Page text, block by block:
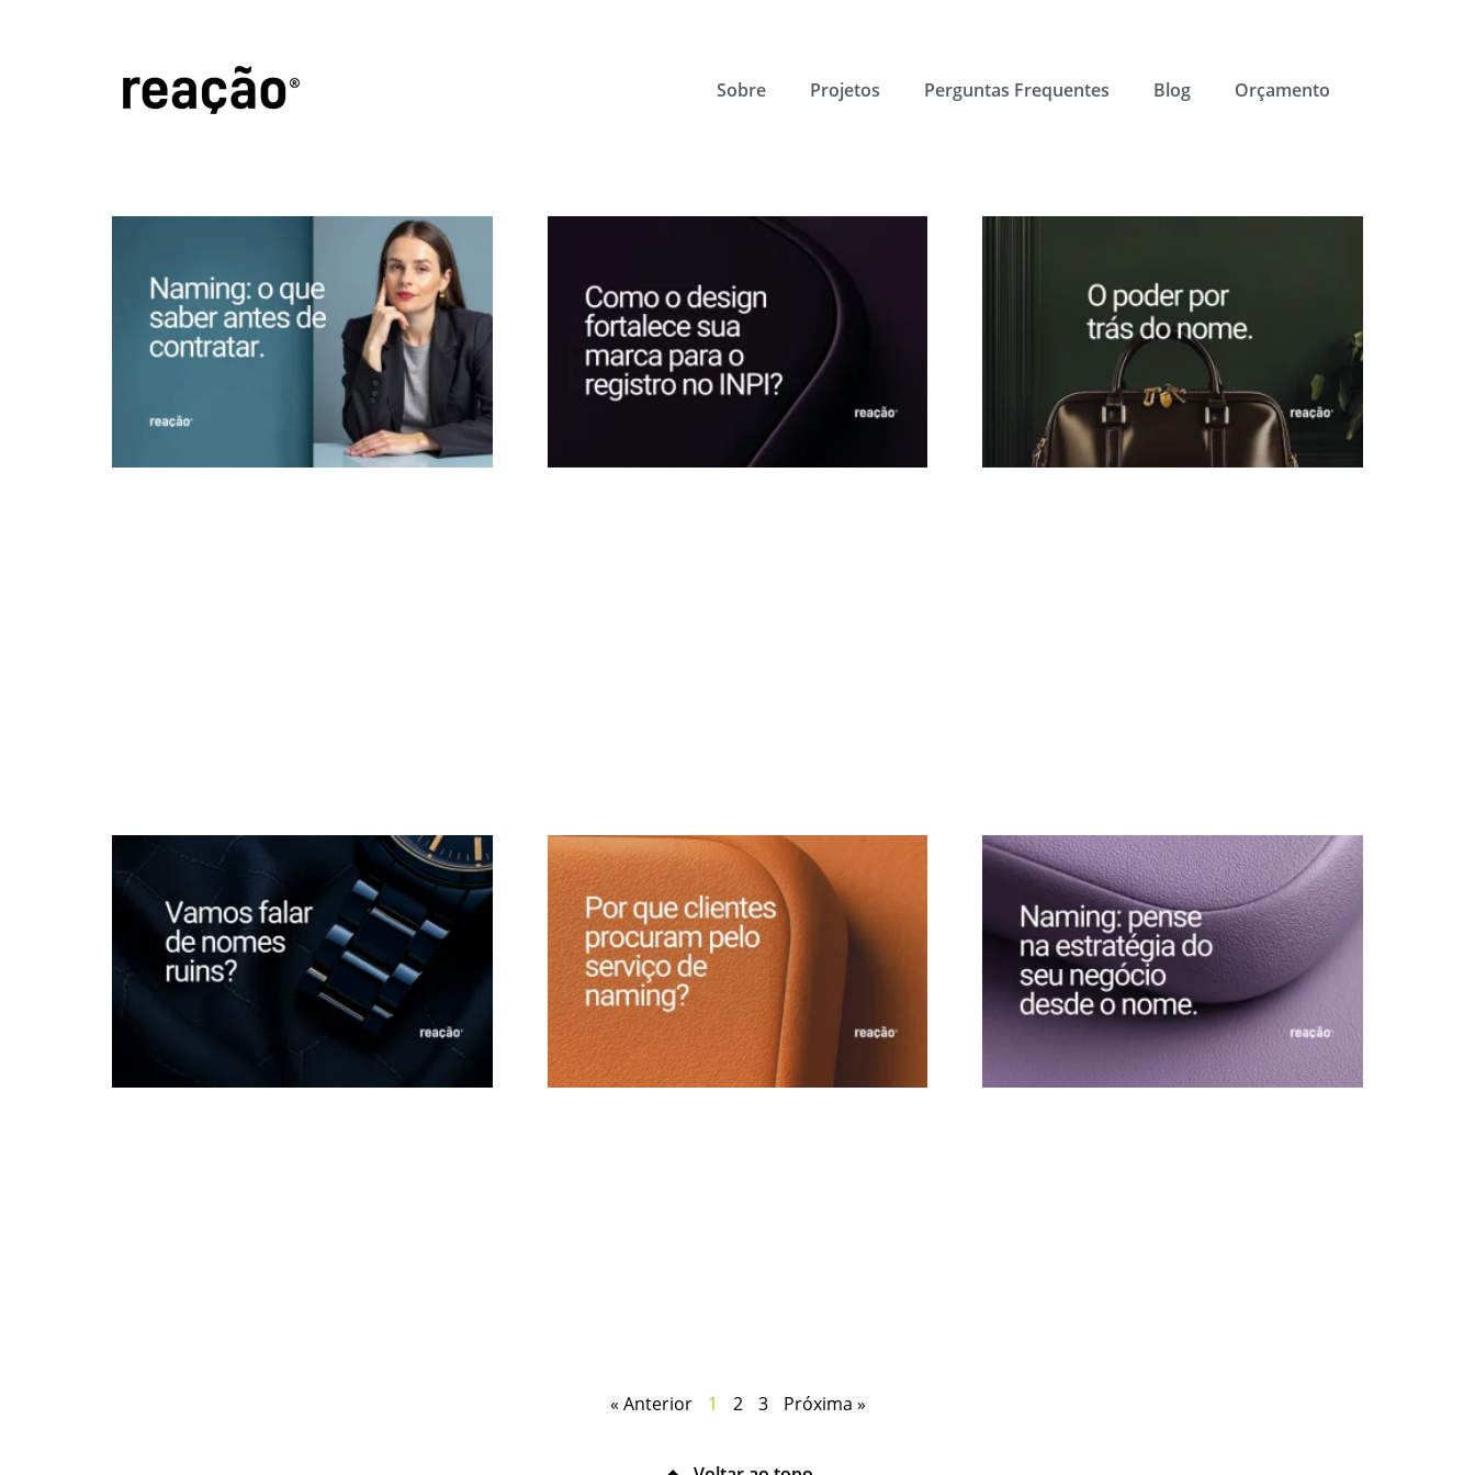
Sobre Projetos Perguntas Frequentes Blog Orçamento
« Anterior 1 2 3 Próxima »